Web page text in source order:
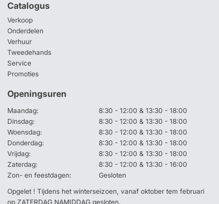
Catalogus
Verkoop
Onderdelen
Verhuur
Tweedehands
Service
Promoties
Openingsuren
Maandag:
8:30 - 12:00 & 13:30 - 18:00
Dinsdag:
8:30 - 12:00 & 13:30 - 18:00
Woensdag:
8:30 - 12:00 & 13:30 - 18:00
Donderdag:
8:30 - 12:00 & 13:30 - 18:00
Vrijdag:
8:30 - 12:00 & 13:30 - 18:00
Zaterdag:
8:30 - 12:00 & 13:30 - 16:00
Zon- en feestdagen:
Gesloten
Opgelet ! Tijdens het winterseizoen, vanaf oktober tem februari
op ZATERDAG NAMIDDAG gesloten.